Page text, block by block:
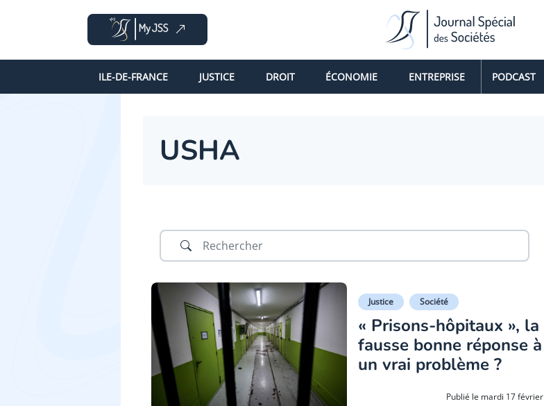
ILE-DE-FRANCE JUSTICE DROIT ÉCONOMIE ENTREPRISE PODCAST
USHA
Justice Société
« Prisons-hôpitaux », la
fausse bonne réponse à
un vrai problème ?
Publié le mardi 17 février